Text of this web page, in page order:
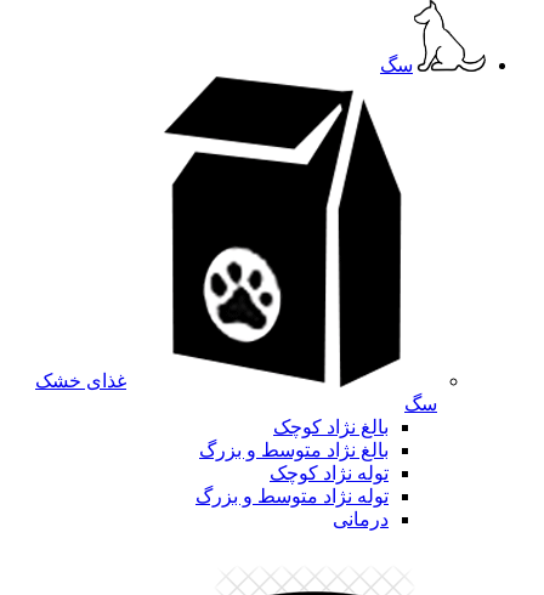
سگ
غذای خشک
سگ
بالغ نژاد کوچک
بالغ نژاد متوسط و بزرگ
توله نژاد کوچک
توله نژاد متوسط و بزرگ
درمانی